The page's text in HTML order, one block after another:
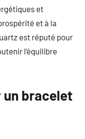
et
et à la
est réputé pour
l’équilibre
bracelet